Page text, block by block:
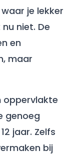
je lekker
niet. De
en
maar
oppervlakte
genoeg
jaar. Zelfs
bij